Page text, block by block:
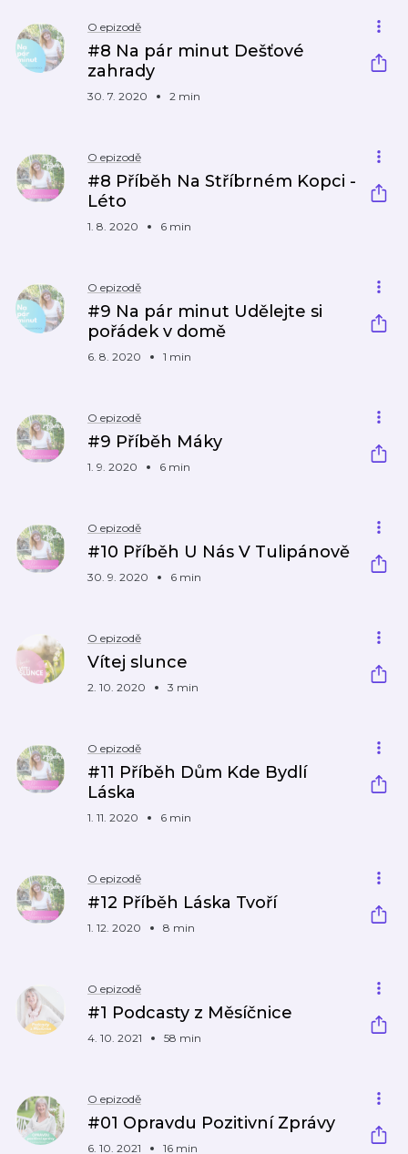
O epizodě
#8 Na pár minut Dešťové
zahrady
30. 7. 2020 2 min
O epizodě
#8 Příběh Na Stříbrném Kopci -
Léto
1. 8. 2020 6 min
O epizodě
#9 Na pár minut Udělejte si
pořádek v domě
6. 8. 2020 1 min
O epizodě
#9 Příběh Máky
1. 9. 2020 6 min
O epizodě
#10 Příběh U Nás V Tulipánově
30. 9. 2020 6 min
O epizodě
Vítej slunce
2. 10. 2020 3 min
O epizodě
#11 Příběh Dům Kde Bydlí
Láska
1. 11. 2020 6 min
O epizodě
#12 Příběh Láska Tvoří
1. 12. 2020 8 min
O epizodě
#1 Podcasty z Měsíčnice
4. 10. 2021 58 min
O epizodě
#01 Opravdu Pozitivní Zprávy
6. 10. 2021 16 min